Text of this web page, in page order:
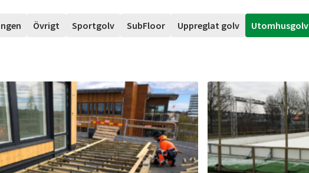
Övrigt Sportgolv SubFloor Uppreglat golv Utomhusgolv